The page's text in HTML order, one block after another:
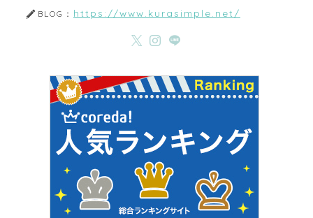
BLOG： https://www.kurasimple.net/